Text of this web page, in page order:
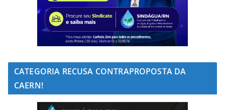
CATEGORIA RECUSA CONTRAPROPOSTA DA
CAERN!